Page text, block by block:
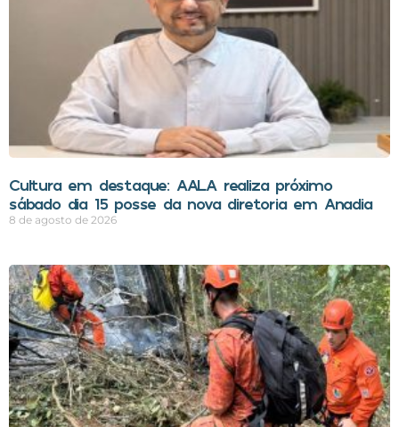
Cultura em destaque: AALA realiza próximo
sábado dia 15 posse da nova diretoria em Anadia
8 de agosto de 2026